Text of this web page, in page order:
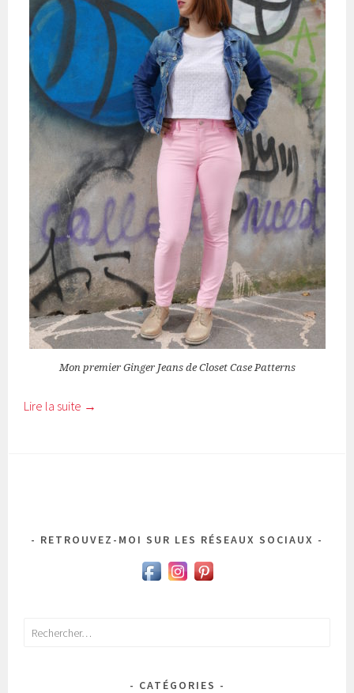
Mon premier Ginger Jeans de Closet Case Patterns
Lire la suite →
RETROUVEZ-MOI SUR LES RÉSEAUX SOCIAUX
Rechercher :
CATÉGORIES